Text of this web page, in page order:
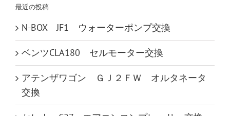
最近の投稿
N-BOX JF1 ウォーターポンプ交換
ベンツCLA180 セルモーター交換
アテンザワゴン ＧＪ２ＦＷ オルタネータ
交換